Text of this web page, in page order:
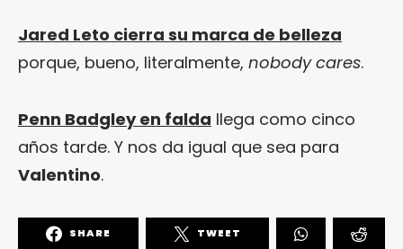
Jared Leto cierra su marca de belleza
porque, bueno, literalmente, nobody cares.
Penn Badgley en falda llega como cinco
años tarde. Y nos da igual que sea para
Valentino.
SHARE TWEET